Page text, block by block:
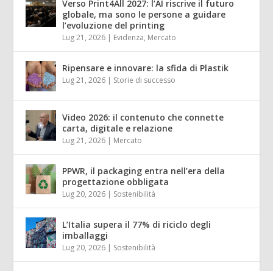
Verso Print4All 2027: l’AI riscrive il futuro
globale, ma sono le persone a guidare
l’evoluzione del printing
Lug 21, 2026 | Evidenza, Mercato
Ripensare e innovare: la sfida di Plastik
Lug 21, 2026 | Storie di successo
Video 2026: il contenuto che connette
carta, digitale e relazione
Lug 21, 2026 | Mercato
PPWR, il packaging entra nell’era della
progettazione obbligata
Lug 20, 2026 | Sostenibilità
L’Italia supera il 77% di riciclo degli
imballaggi
Lug 20, 2026 | Sostenibilità